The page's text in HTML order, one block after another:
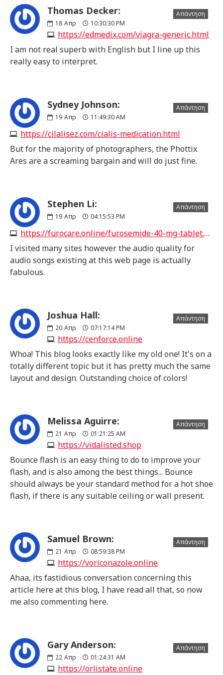
Thomas Decker:
18 Απρ 10:30:30 PM
https://edmedix.com/viagra-generic.html
Απάντηση
I am not real superb with English but I line up this
really easy to interpret.
Sydney Johnson:
19 Απρ 11:49:30 AM
https://cilalisez.com/cialis-medication.html
Απάντηση
But for the majority of photographers, the Phottix
Ares are a screaming bargain and will do just fine.
Stephen Li:
19 Απρ 04:15:53 PM
https://furocare.online/furosemide-40-mg-tablet.html
Απάντηση
I visited many sites however the audio quality for
audio songs existing at this web page is actually
fabulous.
Joshua Hall:
20 Απρ 07:17:14 PM
https://cenforce.online
Απάντηση
Whoa! This blog looks exactly like my old one! It's on a
totally different topic but it has pretty much the same
layout and design. Outstanding choice of colors!
Melissa Aguirre:
21 Απρ 01:21:25 AM
https://vidalisted.shop
Απάντηση
Bounce flash is an easy thing to do to improve your
flash, and is also among the best things... Bounce
should always be your standard method for a hot shoe
flash, if there is any suitable ceiling or wall present.
Samuel Brown:
21 Απρ 08:59:38 PM
https://voriconazole.online
Απάντηση
Ahaa, its fastidious conversation concerning this
article here at this blog, I have read all that, so now
me also commenting here.
Gary Anderson:
22 Απρ 01:24:31 AM
https://orlistate.online
Απάντηση